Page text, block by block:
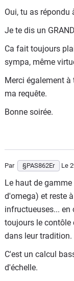
coûts sur les
Si oui, peut-il le
Quant à savoir
aller voir dans
entreprise
faire.
Et par quels
Alors là aussi, à
contractuels.
Sur le même
Citroen peut-il
Non. Citroën est
Peugeot décide
n'auraient pas la
Oui, tu as répondu
Je te dis un
Ca fait toujours
sympa, même
Merci également
ma requête.
Bonne soirée.
Par §PAS862Er Le
Le haut de
d'omega) et reste
infructueuses... en
toujours le contôle
dans leur tradition.
C'est un calcul
d'échelle.